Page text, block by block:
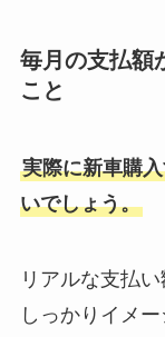
毎月の支払額
こと
実際に新車購
いでしょう。
リアルな支払
しっかりイメ